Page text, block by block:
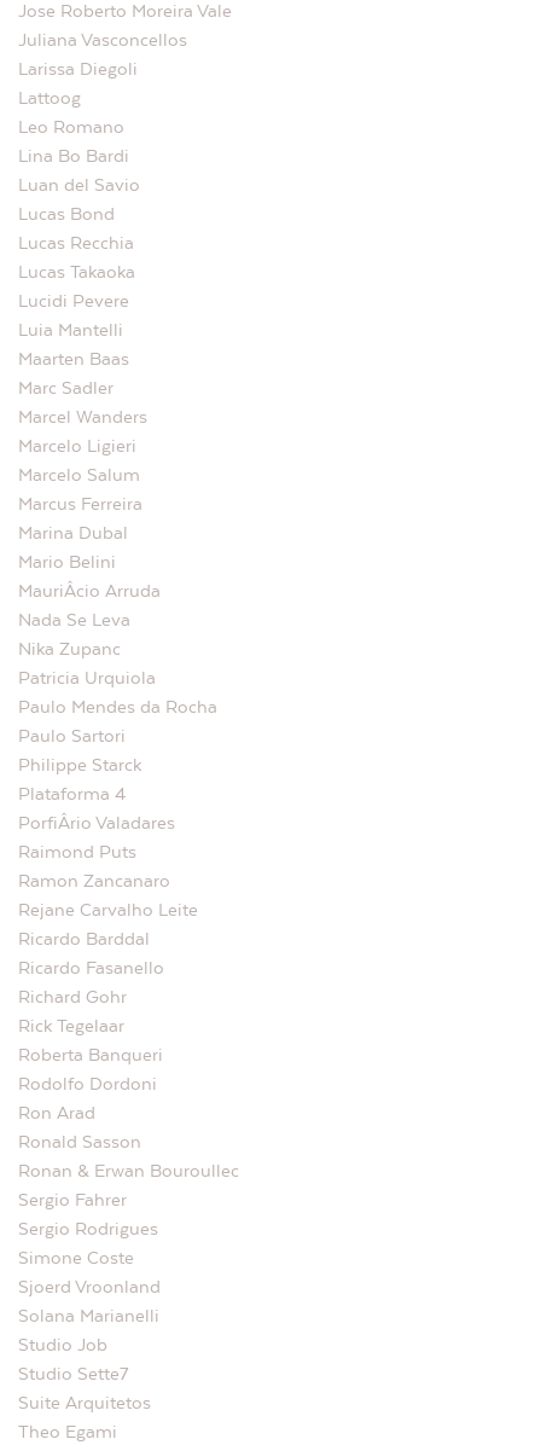
Jose Roberto Moreira Vale
Juliana Vasconcellos
Larissa Diegoli
Lattoog
Leo Romano
Lina Bo Bardi
Luan del Savio
Lucas Bond
Lucas Recchia
Lucas Takaoka
Lucidi Pevere
Luia Mantelli
Maarten Baas
Marc Sadler
Marcel Wanders
Marcelo Ligieri
Marcelo Salum
Marcus Ferreira
Marina Dubal
Mario Belini
MauriÂ­cio Arruda
Nada Se Leva
Nika Zupanc
Patricia Urquiola
Paulo Mendes da Rocha
Paulo Sartori
Philippe Starck
Plataforma 4
PorfiÂ­rio Valadares
Raimond Puts
Ramon Zancanaro
Rejane Carvalho Leite
Ricardo Barddal
Ricardo Fasanello
Richard Gohr
Rick Tegelaar
Roberta Banqueri
Rodolfo Dordoni
Ron Arad
Ronald Sasson
Ronan & Erwan Bouroullec
Sergio Fahrer
Sergio Rodrigues
Simone Coste
Sjoerd Vroonland
Solana Marianelli
Studio Job
Studio Sette7
Suite Arquitetos
Theo Egami